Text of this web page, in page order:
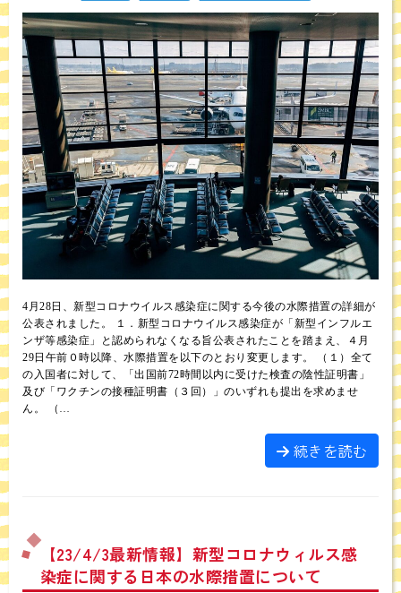
4月28日、新型コロナウイルス感染症に関する今後の水際措置の詳細が
公表されました。 １．新型コロナウイルス感染症が「新型インフルエ
ンザ等感染症」と認められなくなる旨公表されたことを踏まえ、４月
29日午前０時以降、水際措置を以下のとおり変更します。 （１）全て
の入国者に対して、「出国前72時間以内に受けた検査の陰性証明書」
及び「ワクチンの接種証明書（３回）」のいずれも提出を求めませ
ん。 （…
続きを読む
【23/4/3最新情報】新型コロナウィルス感
染症に関する日本の水際措置について